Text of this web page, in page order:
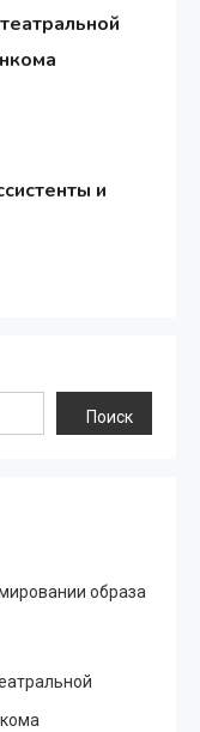
и
Поиск
образа